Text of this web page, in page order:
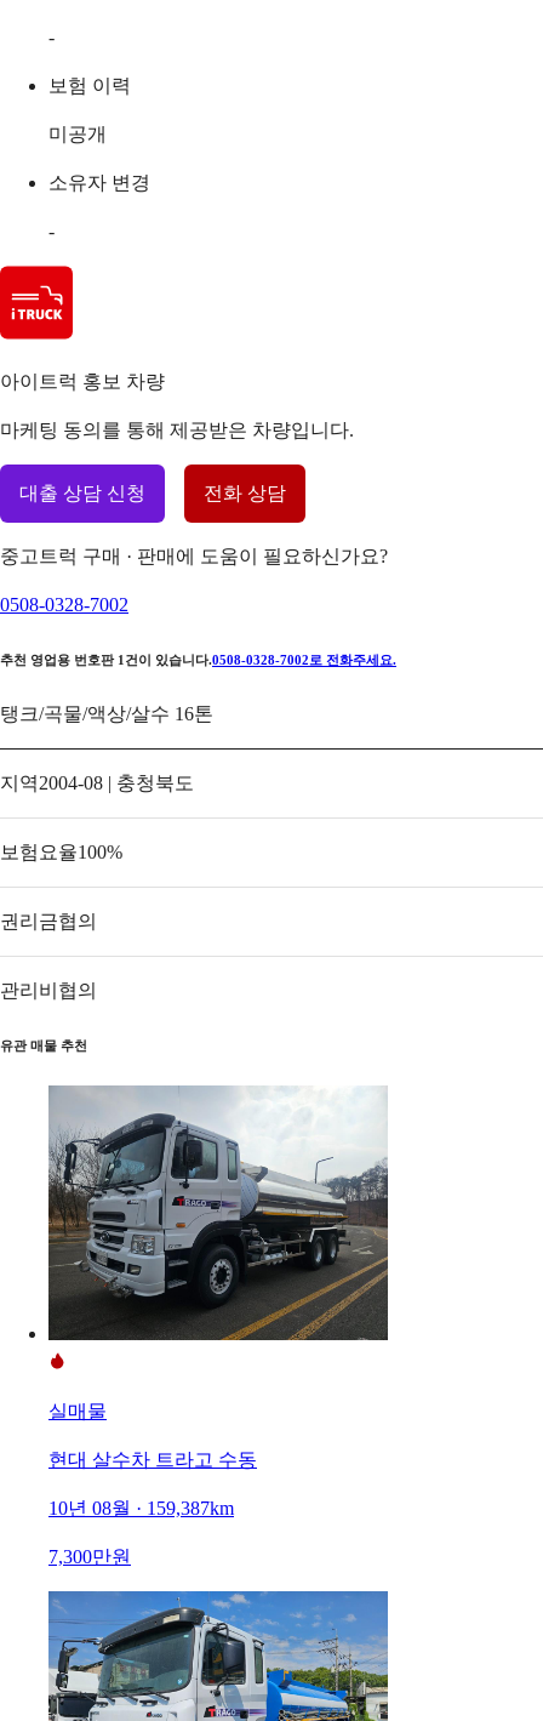
-
보험 이력
미공개
소유자 변경
-
아이트럭 홍보 차량
마케팅 동의를 통해 제공받은 차량입니다.
대출 상담 신청 전화 상담
중고트럭 구매 · 판매에 도움이 필요하신가요?
0508-0328-7002
추천 영업용 번호판 1 건이 있습니다.0508-0328-7002 로 전화주세요.
탱크/곡물/액상/살수 16톤
지역2004-08 | 충청북도
보험요율100%
권리금협의
관리비 협의
유관 매물 추천
실매물
현대 살수차 트라고 수동
10년 08월 · 159,387km
7,300만원